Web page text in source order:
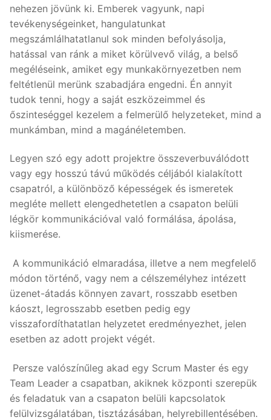
nehezen jövünk ki. Emberek vagyunk, napi
tevékenységeinket, hangulatunkat
megszámlálhatatlanul sok minden befolyásolja,
hatással van ránk a miket körülvevő világ, a belső
megéléseink, amiket egy munkakörnyezetben nem
feltétlenül merünk szabadjára engedni. Én annyit
tudok tenni, hogy a saját eszközeimmel és
őszinteséggel kezelem a felmerülő helyzeteket, mind a
munkámban, mind a magánéletemben.
Legyen szó egy adott projektre összeverbuválódott
vagy egy hosszú távú működés céljából kialakított
csapatról, a különböző képességek és ismeretek
megléte mellett elengedhetetlen a csapaton belüli
légkör kommunikációval való formálása, ápolása,
kiismerése.
A kommunikáció elmaradása, illetve a nem megfelelő
módon történő, vagy nem a célszemélyhez intézett
üzenet-átadás könnyen zavart, rosszabb esetben
káoszt, legrosszabb esetben pedig egy
visszafordíthatatlan helyzetet eredményezhet, jelen
esetben az adott projekt végét.
Persze valószínűleg akad egy Scrum Master és egy
Team Leader a csapatban, akiknek központi szerepük
és feladatuk van a csapaton belüli kapcsolatok
felülvizsgálatában, tisztázásában, helyrebillentésében.